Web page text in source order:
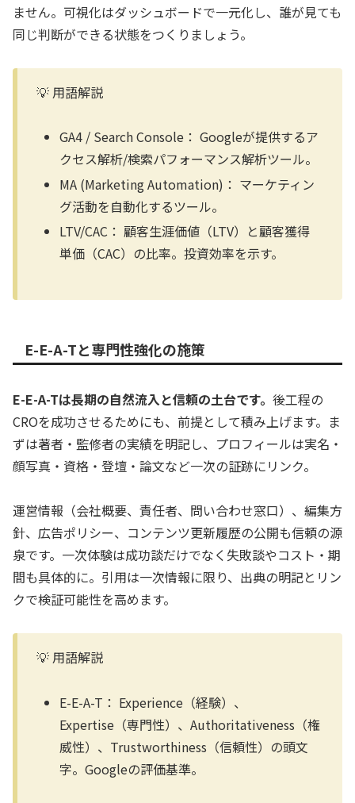
ません。可視化はダッシュボードで一元化し、誰が見ても
同じ判断ができる状態をつくりましょう。
💡 用語解説
GA4 / Search Console： Googleが提供するア
クセス解析/検索パフォーマンス解析ツール。
MA (Marketing Automation)： マーケティン
グ活動を自動化するツール。
LTV/CAC： 顧客生涯価値（LTV）と顧客獲得
単価（CAC）の比率。投資効率を示す。
E-E-A-Tと専門性強化の施策
E-E-A-Tは長期の自然流入と信頼の土台です。 後工程の
CROを成功させるためにも、前提として積み上げます。ま
ずは著者・監修者の実績を明記し、プロフィールは実名・
顔写真・資格・登壇・論文など一次の証跡にリンク。
運営情報（会社概要、責任者、問い合わせ窓口）、編集方
針、広告ポリシー、コンテンツ更新履歴の公開も信頼の源
泉です。一次体験は成功談だけでなく失敗談やコスト・期
間も具体的に。引用は一次情報に限り、出典の明記とリン
クで検証可能性を高めます。
💡 用語解説
E-E-A-T： Experience（経験）、
Expertise（専門性）、Authoritativeness（権
威性）、Trustworthiness（信頼性）の頭文
字。Googleの評価基準。